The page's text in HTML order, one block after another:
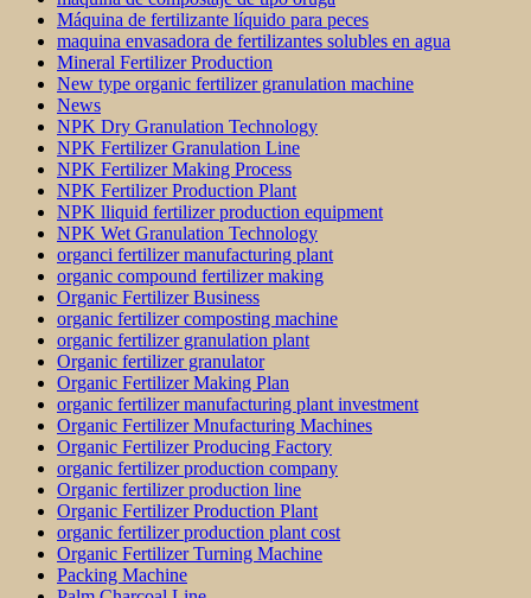
Máquina de fertilizante líquido para peces
maquina envasadora de fertilizantes solubles en agua
Mineral Fertilizer Production
New type organic fertilizer granulation machine
News
NPK Dry Granulation Technology
NPK Fertilizer Granulation Line
NPK Fertilizer Making Process
NPK Fertilizer Production Plant
NPK lliquid fertilizer production equipment
NPK Wet Granulation Technology
organci fertilizer manufacturing plant
organic compound fertilizer making
Organic Fertilizer Business
organic fertilizer composting machine
organic fertilizer granulation plant
Organic fertilizer granulator
Organic Fertilizer Making Plan
organic fertilizer manufacturing plant investment
Organic Fertilizer Mnufacturing Machines
Organic Fertilizer Producing Factory
organic fertilizer production company
Organic fertilizer production line
Organic Fertilizer Production Plant
organic fertilizer production plant cost
Organic Fertilizer Turning Machine
Packing Machine